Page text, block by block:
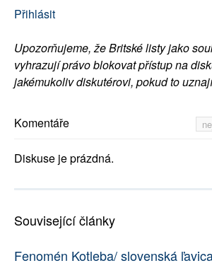
Přihlásit
Upozorňujeme, že Britské listy jako
vyhrazují právo blokovat přístup na
jakémukoliv diskutérovi, pokud to
Komentáře
Diskuse je prázdná.
Související články
Fenomén Kotleba/ slovenská